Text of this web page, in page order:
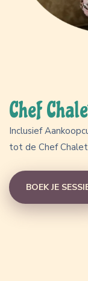
Chef
Inclusief
tot de Chef
BOEK JE